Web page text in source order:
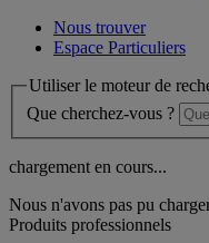
Nous trouver
Espace Particuliers
Utiliser le moteur de
Que cherchez-vous ?
chargement en cours...
Nous n'avons pas pu
Produits professionnels